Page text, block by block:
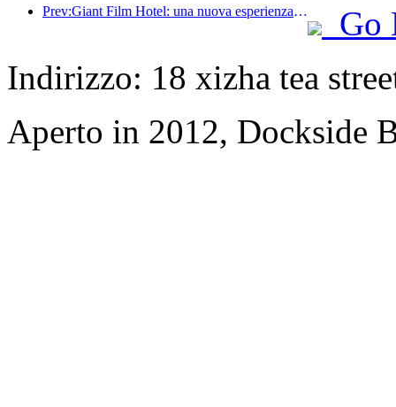
Prev:Giant Film Hotel: una nuova esperienza della cultura cinematografica nell'era digitale
Go
Indirizzo: 18 xizha tea
Aperto in 2012, Dockside